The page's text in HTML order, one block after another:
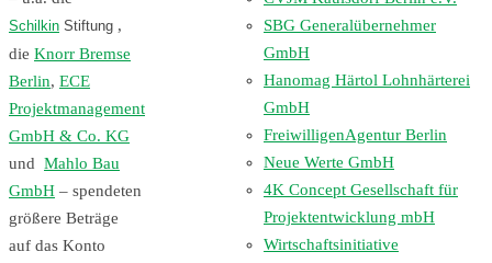
Schilkin Stiftung ,
die Knorr Bremse
Berlin, ECE
Projektmanagement
GmbH & Co. KG
und Mahlo Bau
GmbH – spendeten
größere Beträge
auf das Konto
SBG Generalübernehmer
GmbH
Hanomag Härtol Lohnhärterei
GmbH
FreiwilligenAgentur Berlin
Neue Werte GmbH
4K Concept Gesellschaft für
Projektentwicklung mbH
Wirtschaftsinitiative